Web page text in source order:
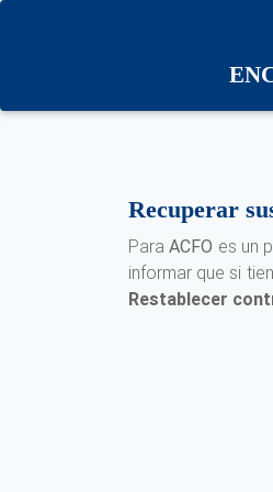
Recuperar
ParaACFO es un
informar que si
Restablecer